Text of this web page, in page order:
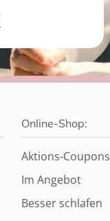
Online-Shop:
Aktions-Coupons
Im Angebot
Besser schlafen